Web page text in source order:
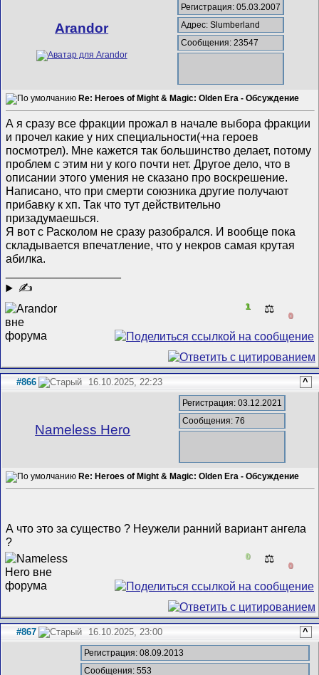
Arandor
Регистрация: 05.03.2007
Адрес: Slumberland
Сообщения: 23547
Re: Heroes of Might & Magic: Olden Era - Обсуждение
А я сразу все фракции прожал в начале выбора фракции
и прочел какие у них специальности(+на героев
посмотрел). Мне кажется так большинство делает, потому
проблем с этим ни у кого почти нет. Другое дело, что в
описании этого умения не сказано про воскрешение.
Написано, что при смерти союзника другие получают
прибавку к хп. Так что тут действительно
призадумаешься.
Я вот с Расколом не сразу разобрался. И вообще пока
складывается впечатление, что у некров самая крутая
абилка.
✍
1 ⚖️
0
#866 16.10.2025, 22:23 ^
Nameless Hero
Регистрация: 03.12.2021
Сообщения: 76
Re: Heroes of Might & Magic: Olden Era - Обсуждение
А что это за существо ? Неужели ранний вариант ангела
?
0 ⚖️
0
#867 16.10.2025, 23:00 ^
Регистрация: 08.09.2013
Сообщения: 553